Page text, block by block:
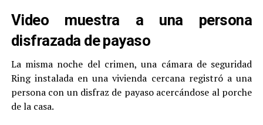
Video muestra a una persona
disfrazada de payaso
La misma noche del crimen, una cámara de seguridad
Ring instalada en una vivienda cercana registró a una
persona con un disfraz de payaso acercándose al porche
de la casa.